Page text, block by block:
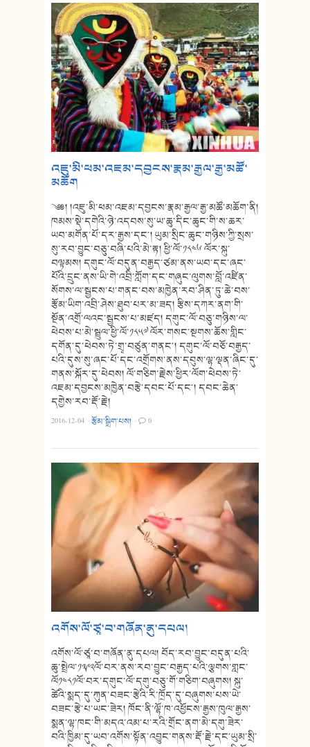
འཇུ་མི་ཕམ་འཇམ་དབྱངས་རྣམ་རྒྱལ་རྒྱ་མཚོ་
མཆོག
༄༅། །འཇུ་མི་ཕམ་འཇམ་དབྱངས་རྣམ་རྒྱལ་རྒྱ་མཚོ་མཆོག་ནི།
ཁམས་སྡེ་དགེའི་ཉེ་འདབས་སུ་ཡ་ཆུ་དིང་ཆུང་གི་ས་ཆར་
ཡབ་མགོན་པོ་དར་རྒྱས་དང༌། ཡུམ་སྲིང་ཆུང་གཉིས་ཀྱི་སྲས་
སུ་རབ་བྱུང་བཅུ་བཞི་པའི་མེ་རྟ། ཕྱི་ལོ་༡༨༤༦ ལོར་སྐུ་
བལྟམས། དགུང་ལོ་བདུན་བརྒྱད་ཙམ་ནས་ཡབ་དང་ཞང་
པོའི་དྲུང་ནས་ཡི་གེ་འབྲི་ཀློག་དང་གཞུང་ལུགས་བློ་འཛིན་
སོགས་ལ་སྦྱངས་པ་གནང་བས་མཁྱེན་རབ་ཤིན་ཏུ་ཆེ་བས་
རྩོམ་ཡིག་འབྲི་ཤེས་ཐུབ་པར་མ་ཟད། རྩིས་དཀར་ནག་གི་
སྔོན་འགྲོ་ལའང་སྦྱངས་པ་མཛད། དགུང་ལོ་བཅུ་གཉིས་ལ་
ཕེབས་པ་མེ་སྦྲུལ་ཕྱི་ལོ་༡༨༥༧ ལོར་གསང་སྔགས་ཆོས་གླིང་
དགོན་དུ་ཕེབས་ཏེ་གྲྭ་བཙུན་གནང༌། དགུང་ལོ་བཅོ་བརྒྱད་
པའི་དུས་སུ་ཞང་པོ་དང་འགྲོགས་ནས་དབུས་ལྷ་ལྡན་ཞིང་དུ་
གནས་སྐོར་དུ་ཕེབས། ལོ་གཅིག་རྗེས་ཕྱིར་ལོག་ཕེབས་ཏེ་
འཇམ་དབྱངས་མཁྱེན་བརྩེ་དབང་པོ་དང༌། དབང་ཆེན་
དགྱེས་རབ་རྡོ་རྗེ།
2016-12-04 ·རྩོམ་སྒྲིག་པས། · 0
འགོས་ལོ་ཙཱ་བ་གཞོན་ནུ་དཔལ།
འགོས་ལོ་ཙཱ་བ་གཞོན་ནུ་དཔལ། བོད་རབ་བྱུང་བདུན་པའི་
ཆུ་སྤྲེལ་༡༣༩༢ལོ་བར་ནས་རབ་བྱུང་བརྒྱད་པའི་ལྕགས་གླང་
ལོ༡༤༨༡ལོ་བར་དགུང་ལོ་དགུ་བཅུ་གོ་གཅིག་བཞུགས། སྐུ་
ཚེའི་སྨད་དུ་ཀུན་བཟང་རྩེའི་རི་ཁྲོད་དུ་བཞུགས་པས་ཡེ་
བཟང་རྩེ་པ་ཡང་ཟེར། ཁོང་ནི་ལྷོ་ཁ་འཕྱོངས་རྒྱས་ཁུལ་རྒྱས་
སྨན་ལྷ་ཁང་གི་མདའ་འམ་པ་རའི་གྲོང་ནག་མེ་དགུ་ཟེར་
བའི་ཁྱིམ་དུ་ཡབ་འགོས་སྟོན་འབྱུང་གནས་རྡོ་རྗེ་དང་ཡུམ་སྲི་